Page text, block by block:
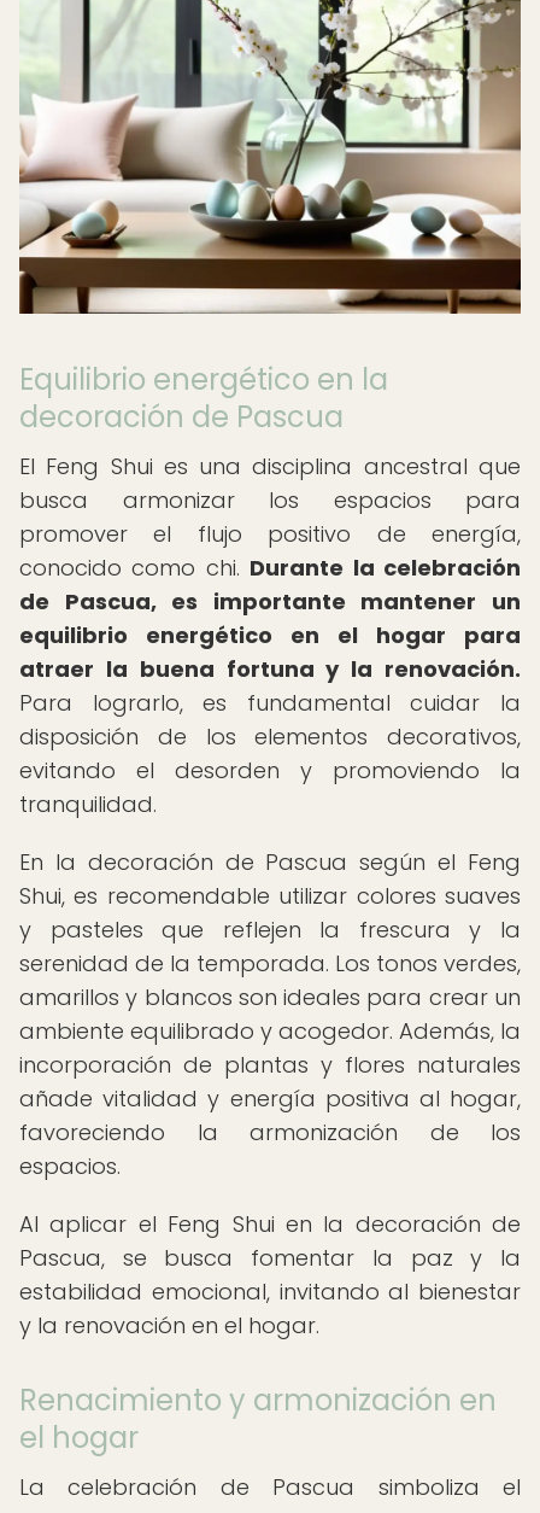
Equilibrio energético en la
decoración de Pascua
El Feng Shui es una disciplina ancestral que
busca armonizar los espacios para
promover el flujo positivo de energía,
conocido como chi. Durante la celebración
de Pascua, es importante mantener un
equilibrio energético en el hogar para
atraer la buena fortuna y la renovación.
Para lograrlo, es fundamental cuidar la
disposición de los elementos decorativos,
evitando el desorden y promoviendo la
tranquilidad.
En la decoración de Pascua según el Feng
Shui, es recomendable utilizar colores suaves
y pasteles que reflejen la frescura y la
serenidad de la temporada. Los tonos verdes,
amarillos y blancos son ideales para crear un
ambiente equilibrado y acogedor. Además, la
incorporación de plantas y flores naturales
añade vitalidad y energía positiva al hogar,
favoreciendo la armonización de los
espacios.
Al aplicar el Feng Shui en la decoración de
Pascua, se busca fomentar la paz y la
estabilidad emocional, invitando al bienestar
y la renovación en el hogar.
Renacimiento y armonización en
el hogar
La celebración de Pascua simboliza el